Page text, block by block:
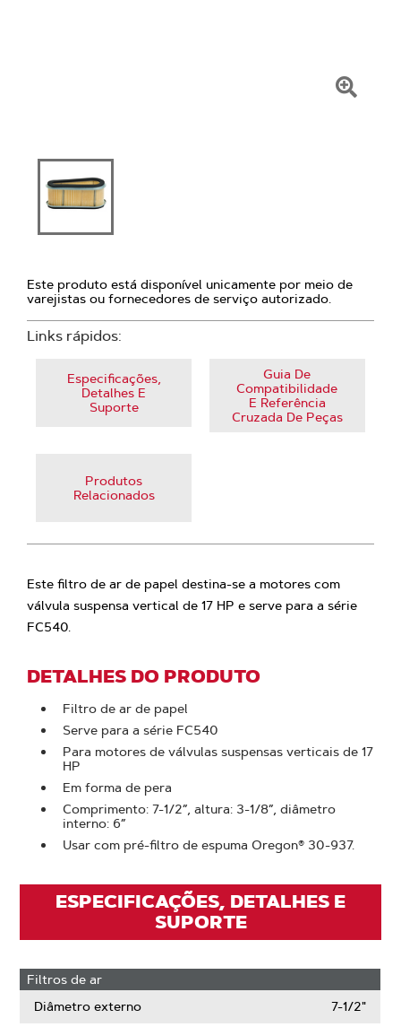
Este produto está disponível unicamente por meio de
varejistas ou fornecedores de serviço autorizado.
Links rápidos:
Especificações,
Detalhes E
Suporte
Guia De
Compatibilidade
E Referência
Cruzada De Peças
Produtos
Relacionados
Este filtro de ar de papel destina-se a motores com
válvula suspensa vertical de 17 HP e serve para a série
FC540.
DETALHES DO PRODUTO
Filtro de ar de papel
Serve para a série FC540
Para motores de válvulas suspensas verticais de 17
HP
Em forma de pera
Comprimento: 7-1/2”, altura: 3-1/8”, diâmetro
interno: 6”
Usar com pré-filtro de espuma Oregon® 30-937.
ESPECIFICAÇÕES, DETALHES E
SUPORTE
Filtros de ar
Diâmetro externo
7-1/2"